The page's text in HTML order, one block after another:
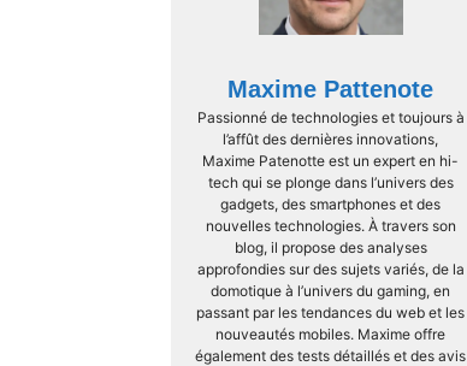
Maxime Pattenote
Passionné de technologies et toujours à
l’affût des dernières innovations,
Maxime Patenotte est un expert en hi-
tech qui se plonge dans l’univers des
gadgets, des smartphones et des
nouvelles technologies. À travers son
blog, il propose des analyses
approfondies sur des sujets variés, de la
domotique à l’univers du gaming, en
passant par les tendances du web et les
nouveautés mobiles. Maxime offre
également des tests détaillés et des avis